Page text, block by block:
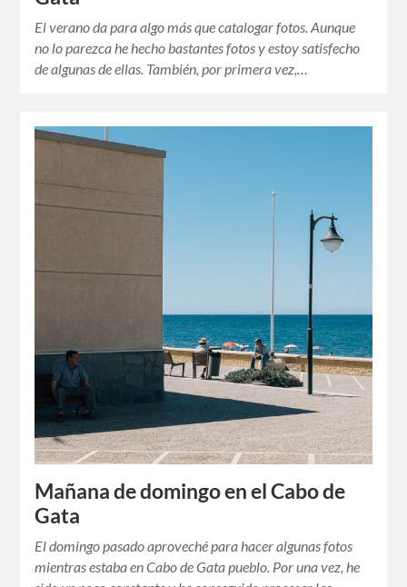
El verano da para algo más que catalogar fotos. Aunque
no lo parezca he hecho bastantes fotos y estoy satisfecho
de algunas de ellas. También, por primera vez,…
Mañana de domingo en el Cabo de
Gata
El domingo pasado aproveché para hacer algunas fotos
mientras estaba en Cabo de Gata pueblo. Por una vez, he